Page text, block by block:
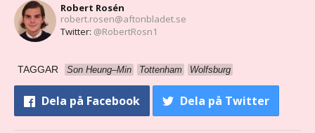
Robert Rosén
robert.rosen@aftonbladet.se
Twitter: @RobertRosn1
TAGGAR Son Heung–Min Tottenham Wolfsburg
Dela på Facebook Dela på Twitter